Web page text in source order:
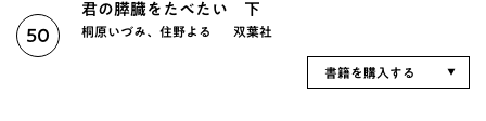
50
君の膵臓をたべたい 下
桐原いづみ、住野よる 双葉社
書籍を購入する